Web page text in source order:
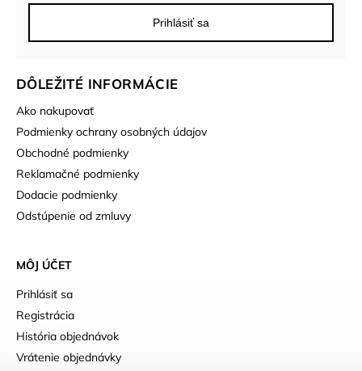
DÔLEŽITÉ INFORMÁCIE
Ako nakupovať
Podmienky ochrany osobných údajov
Obchodné podmienky
Reklamačné podmienky
Dodacie podmienky
Odstúpenie od zmluvy
MÔJ ÚČET
Prihlásiť sa
Registrácia
História objednávok
Vrátenie objednávky
Prihlásiť sa